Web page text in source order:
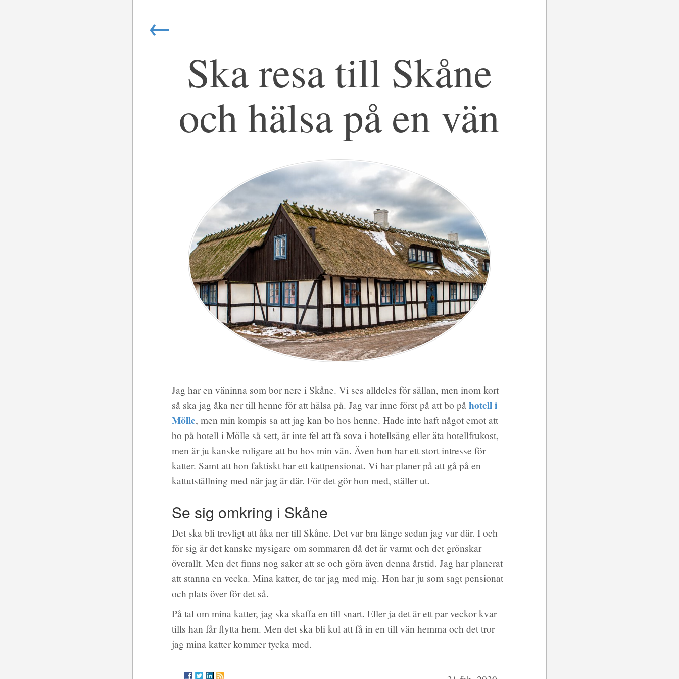
←
Ska resa till Skåne
och hälsa på en vän
Jag har en väninna som bor nere i Skåne. Vi ses alldeles för sällan, men inom kort
så ska jag åka ner till henne för att hälsa på. Jag var inne först på att bo på hotell i
Mölle, men min kompis sa att jag kan bo hos henne. Hade inte haft något emot att
bo på hotell i Mölle så sett, är inte fel att få sova i hotellsäng eller äta hotellfrukost,
men är ju kanske roligare att bo hos min vän. Även hon har ett stort intresse för
katter. Samt att hon faktiskt har ett kattpensionat. Vi har planer på att gå på en
kattutställning med när jag är där. För det gör hon med, ställer ut.
Se sig omkring i Skåne
Det ska bli trevligt att åka ner till Skåne. Det var bra länge sedan jag var där. I och
för sig är det kanske mysigare om sommaren då det är varmt och det grönskar
överallt. Men det finns nog saker att se och göra även denna årstid. Jag har planerat
att stanna en vecka. Mina katter, de tar jag med mig. Hon har ju som sagt pensionat
och plats över för det så.
På tal om mina katter, jag ska skaffa en till snart. Eller ja det är ett par veckor kvar
tills han får flytta hem. Men det ska bli kul att få in en till vän hemma och det tror
jag mina katter kommer tycka med.